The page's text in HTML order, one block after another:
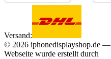
Versand:
© 2026 iphonedisplayshop.de
Webseite wurde erstellt durch